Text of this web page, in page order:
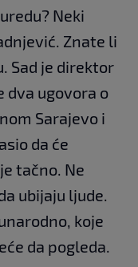
Neki
Znate li
Sad je direktor
dva ugovora o
Sarajevo i
da će
tačno. Ne
ubijaju ljude.
koje
da pogleda.